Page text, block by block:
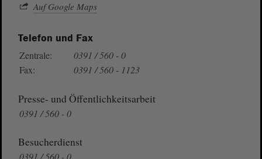
Auf Google Maps
Telefon und Fax
Zentrale:
0391 / 560 - 0
Fax:
0391 / 560 - 1123
Presse- und Öffentlichkeitsarbeit
0391 / 560 - 0
Besucherdienst
0391 / 560 - 0